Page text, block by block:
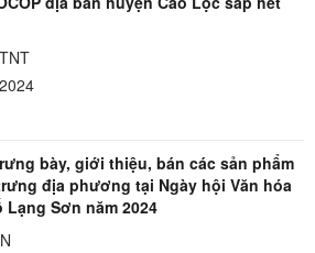
bày, giới thiệu, bán các sản phẩm
địa phương tại Ngày hội Văn hóa
Sơn năm 2024